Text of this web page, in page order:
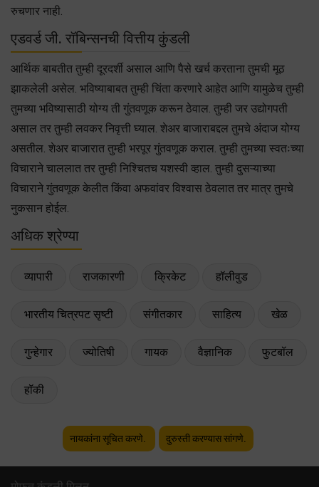
रुचणार नाही.
एडवर्ड जी. रॉबिन्सनची वित्तीय कुंडली
आर्थिक बाबतीत तुम्ही दूरदर्शी असाल आणि पैसे खर्च करताना तुमची मूठ
झाकलेली असेल. भविष्याबाबत तुम्ही चिंता करणारे आहेत आणि यामुळेच तुम्ही
तुमच्या भविष्यासाठी योग्य ती गुंतवणूक करून ठेवाल. तुम्ही जर उद्योगपती
असाल तर तुम्ही लवकर निवृत्ती घ्याल. शेअर बाजाराबद्दल तुमचे अंदाज योग्य
असतील. शेअर बाजारात तुम्ही भरपूर गुंतवणूक कराल. तुम्ही तुमच्या स्वतःच्या
विचाराने चाललात तर तुम्ही निश्चितच यशस्वी व्हाल. तुम्ही दुसऱ्याच्या
विचाराने गुंतवणूक केलीत किंवा अफवांवर विश्वास ठेवलात तर मात्र तुमचे
नुकसान होईल.
अधिक श्रेण्या
व्यापारी राजकारणी क्रिकेट हॉलीवुड
भारतीय चित्रपट सृष्टी संगीतकार साहित्य खेळ
गुन्हेगार ज्योतिषी गायक वैज्ञानिक फुटबॉल
हॉकी
नायकांना सूचित करणे. दुरुस्ती करण्यास सांगणे.